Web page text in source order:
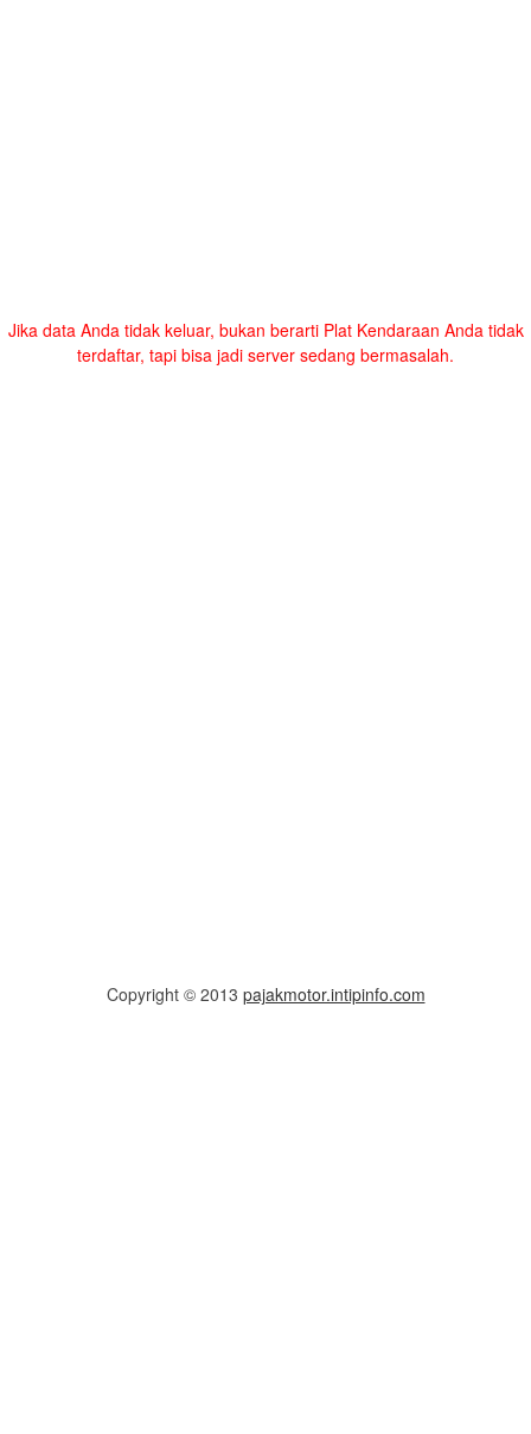
Jika data Anda tidak keluar, bukan berarti Plat Kendaraan Anda tidak
terdaftar, tapi bisa jadi server sedang bermasalah.
Copyright © 2013 pajakmotor.intipinfo.com